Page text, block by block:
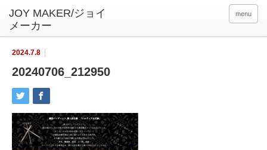
menu
2024.7.8
20240706_212950